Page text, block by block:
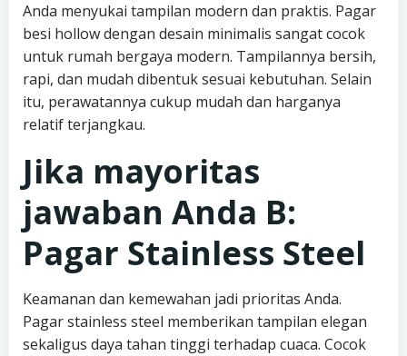
Anda menyukai tampilan modern dan praktis. Pagar
besi hollow dengan desain minimalis sangat cocok
untuk rumah bergaya modern. Tampilannya bersih,
rapi, dan mudah dibentuk sesuai kebutuhan. Selain
itu, perawatannya cukup mudah dan harganya
relatif terjangkau.
Jika mayoritas
jawaban Anda B:
Pagar Stainless Steel
Keamanan dan kemewahan jadi prioritas Anda.
Pagar stainless steel memberikan tampilan elegan
sekaligus daya tahan tinggi terhadap cuaca. Cocok